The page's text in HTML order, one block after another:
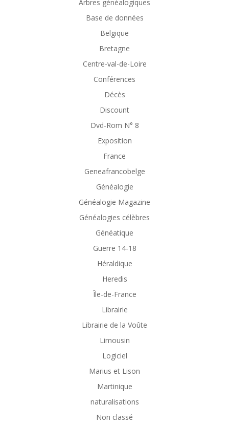
Arbres généalogiques
Base de données
Belgique
Bretagne
Centre-val-de-Loire
Conférences
Décès
Discount
Dvd-Rom N° 8
Exposition
France
Geneafrancobelge
Généalogie
Généalogie Magazine
Généalogies célèbres
Généatique
Guerre 14-18
Héraldique
Heredis
Île-de-France
Librairie
Librairie de la Voûte
Limousin
Logiciel
Marius et Lison
Martinique
naturalisations
Non classé